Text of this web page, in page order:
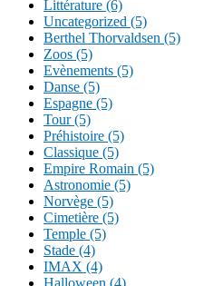
Littérature (6)
Uncategorized (5)
Berthel Thorvaldsen (5)
Zoos (5)
Evènements (5)
Danse (5)
Espagne (5)
Tour (5)
Préhistoire (5)
Classique (5)
Empire Romain (5)
Astronomie (5)
Norvège (5)
Cimetière (5)
Temple (5)
Stade (4)
IMAX (4)
Halloween (4)